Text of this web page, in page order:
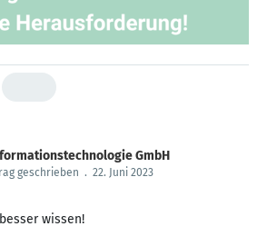
GmbH
geschrieben . 22. Juni 2023
wissen!